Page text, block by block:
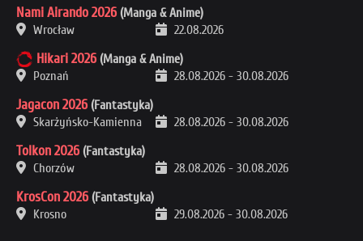
Nami Airando 2026 (Manga & Anime)
Wrocław
22.08.2026
Hikari 2026 (Manga & Anime)
Poznań
28.08.2026 - 30.08.2026
Jagacon 2026 (Fantastyka)
Skarżyńsko-Kamienna
28.08.2026 - 30.08.2026
Tolkon 2026 (Fantastyka)
Chorzów
28.08.2026 - 30.08.2026
KrosCon 2026 (Fantastyka)
Krosno
29.08.2026 - 30.08.2026